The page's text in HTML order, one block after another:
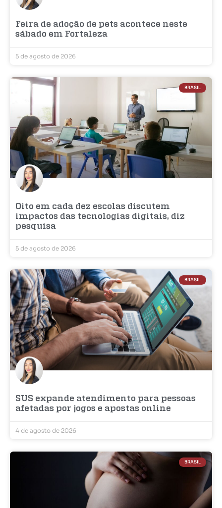
Feira de adoção de pets acontece neste
sábado em Fortaleza
5 de agosto de 2026
BRASIL
Oito em cada dez escolas discutem
impactos das tecnologias digitais, diz
pesquisa
5 de agosto de 2026
BRASIL
SUS expande atendimento para pessoas
afetadas por jogos e apostas online
4 de agosto de 2026
BRASIL